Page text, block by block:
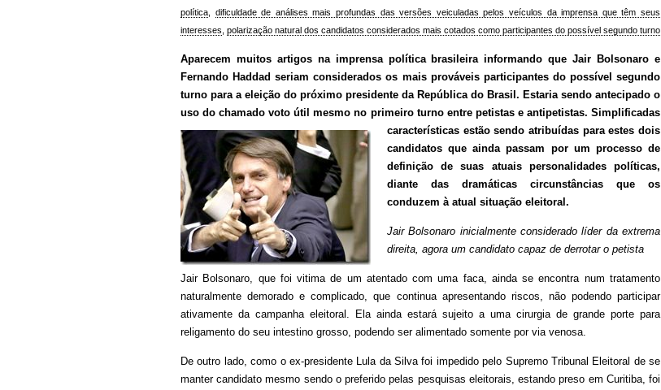
política
dificuldade de análises mais profundas das versões veiculadas pelos veículos da imprensa que têm seus
interesses polarização natural dos candidatos considerados mais cotados como participantes do possível segundo turno
Aparecem muitos artigos na imprensa política brasileira informando que Jair Bolsonaro e
Fernando Haddad seriam considerados os mais prováveis participantes do possível segundo
turno para a eleição do próximo presidente da República do Brasil. Estaria sendo antecipado o
uso do chamado voto útil mesmo no primeiro turno entre petistas e antipetistas. Simplificadas
características estão sendo atribuídas para estes dois
candidatos que ainda passam por um processo de
definição de suas atuais personalidades políticas,
diante das dramáticas circunstâncias que os
conduzem à atual situação eleitoral.
Jair Bolsonaro inicialmente considerado líder da extrema
direita, agora um candidato capaz de derrotar o petista
Jair Bolsonaro, que foi vitima de um atentado com uma faca, ainda se encontra num tratamento
naturalmente demorado e complicado, que continua apresentando riscos, não podendo participar
ativamente da campanha eleitoral. Ela ainda estará sujeito a uma cirurgia de grande porte para
religamento do seu intestino grosso, podendo ser alimentado somente por via venosa.
De outro lado, como o ex-presidente Lula da Silva foi impedido pelo Supremo Tribunal Eleitoral de se
manter candidato mesmo sendo o preferido pelas pesquisas eleitorais, estando preso em Curitiba, foi